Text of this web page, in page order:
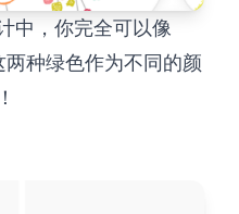
中，你完全可以像
种绿色作为不同的颜